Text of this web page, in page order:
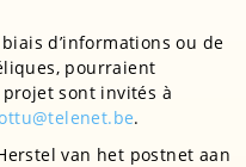
d’informations ou de
pourraient
sont invités à
.
van het postnet aan